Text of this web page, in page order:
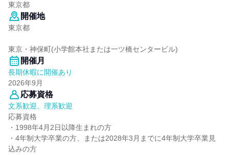
東京都
開催地
東京都
東京・神保町(小学館本社または一ツ橋センタービル)
開催月
長期休暇に開催あり
2026年9月
応募資格
文系歓迎、理系歓迎
応募資格
・1998年4月2日以降生まれの方
・4年制大学卒業の方、または2028年3月までに4年制大学卒業見
込みの方